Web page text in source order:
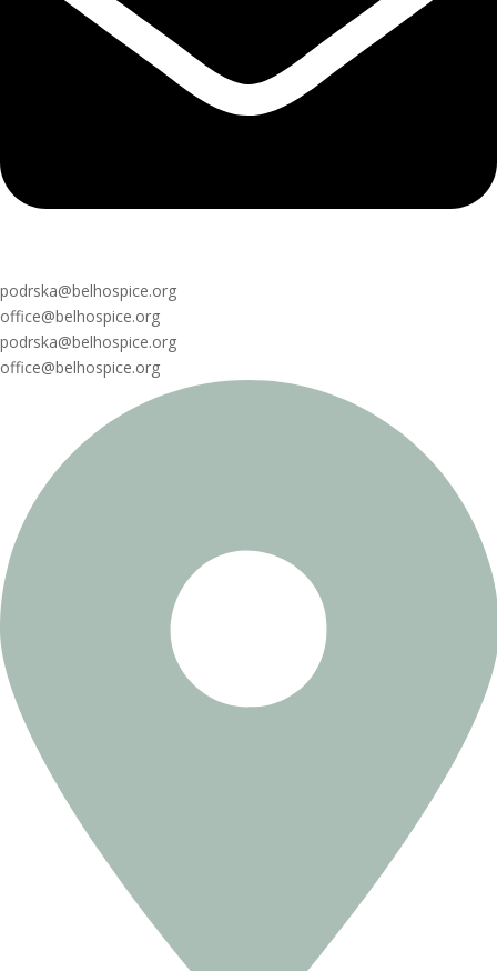
podrska@belhospice.org
office@belhospice.org
podrska@belhospice.org
office@belhospice.org